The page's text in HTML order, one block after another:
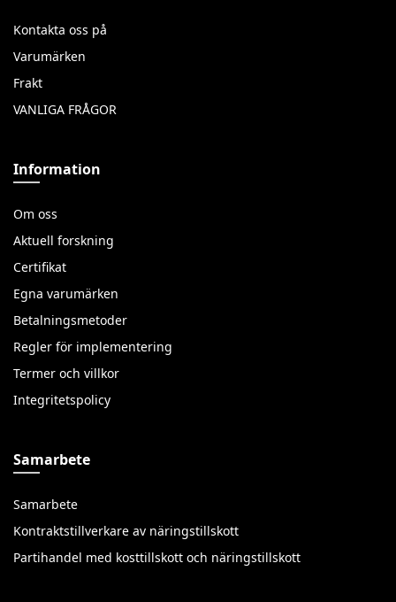
Kontakta oss på
Varumärken
Frakt
VANLIGA FRÅGOR
Information
Om oss
Aktuell forskning
Certifikat
Egna varumärken
Betalningsmetoder
Regler för implementering
Termer och villkor
Integritetspolicy
Samarbete
Samarbete
Kontraktstillverkare av näringstillskott
Partihandel med kosttillskott och näringstillskott